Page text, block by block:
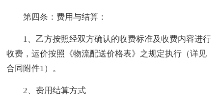
第四条：费用与结算：
1、乙方按照经双方确认的收费标准及收费内容进行
收费，运价按照《物流配送价格表》之规定执行（详见
合同附件1）。
2、费用结算方式